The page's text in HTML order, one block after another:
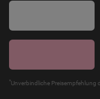
*Unverbindliche Preisempfehlung